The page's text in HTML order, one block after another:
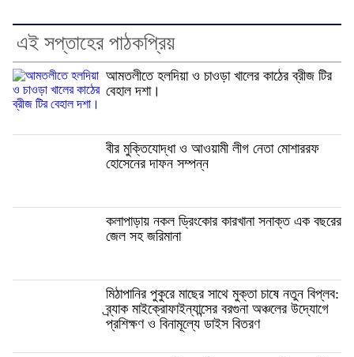
এই সপ্তাহের পাঠকপ্রিয়
আমতলীতে হলদিয়া ও চাওড়া খালের কাঠের ব্রীজ টির
বেহাল দশা।
বীর মুক্তিযোদ্ধা ও আওয়ামী লীগ নেতা মোশাররফ
হোসেনের দাফন সম্পন্ন
কলাপাড়ায় নকল ড্রিংকোর কারখানা সনাক্ত এক বছরের
জেল সহ জরিমানা
মিঠাপানির পুকুরে মাছের সাথে মুক্তা চাষে নতুন বিপ্লব:
ব্র্যাক মাইক্রোফাইন্যান্সের বরগুনা অঞ্চলের উদ্যোগে
প্রশিক্ষণ ও বিনামূল্যে ডাইস বিতরণ